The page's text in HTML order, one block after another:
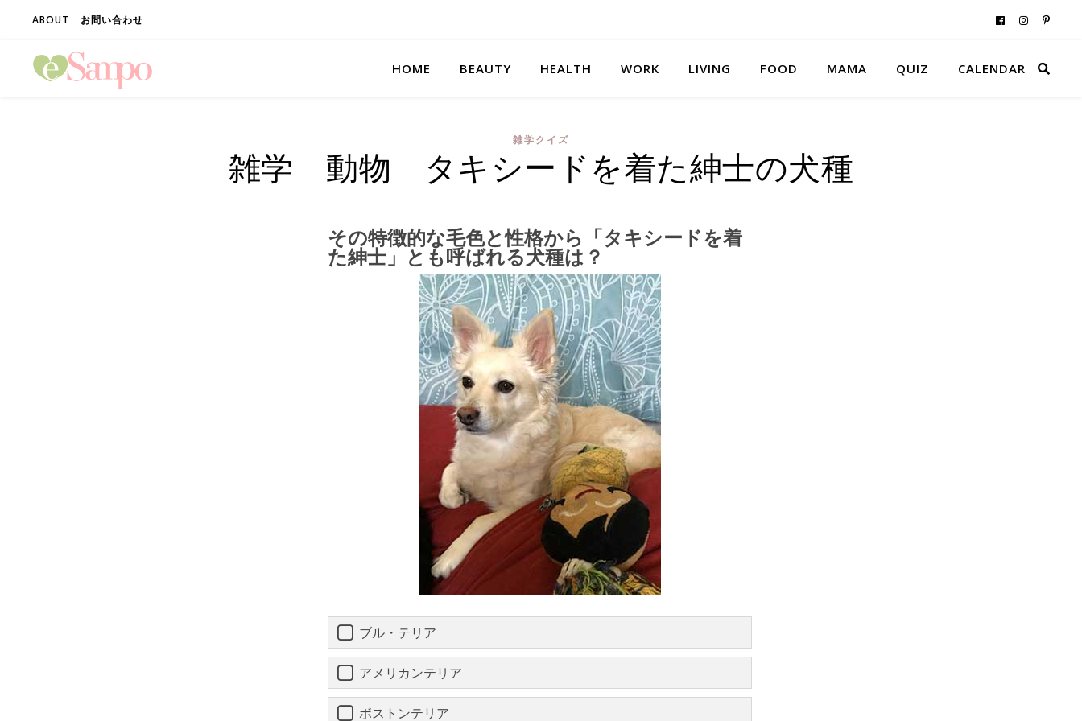
ABOUT お問い合わせ
HOME BEAUTY HEALTH WORK LIVING FOOD MAMA QUIZ CALENDAR
雑学クイズ
雑学 動物 タキシードを着た紳士の犬種
その特徴的な毛色と性格から「タキシードを着
た紳士」とも呼ばれる犬種は？
ブル・テリア
アメリカンテリア
ボストンテリア